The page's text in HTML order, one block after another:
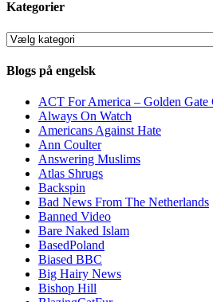
Kategorier
Kategorier
Blogs på engelsk
ACT For America – Golden Gate
Always On Watch
Americans Against Hate
Ann Coulter
Answering Muslims
Atlas Shrugs
Backspin
Bad News From The Netherlands
Banned Video
Bare Naked Islam
BasedPoland
Biased BBC
Big Hairy News
Bishop Hill